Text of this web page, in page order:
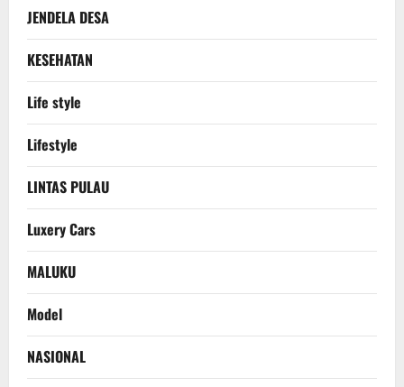
JENDELA DESA
KESEHATAN
Life style
Lifestyle
LINTAS PULAU
Luxery Cars
MALUKU
Model
NASIONAL